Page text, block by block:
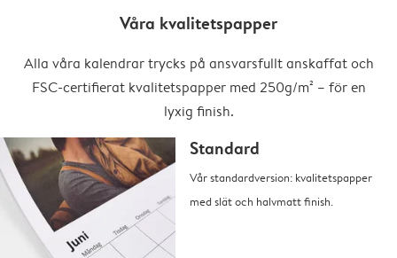
Våra kvalitetspapper
Alla våra kalendrar trycks på ansvarsfullt anskaffat och
FSC-certifierat kvalitetspapper med 250g/m² – för en
lyxig finish.
Standard
Vår standardversion: kvalitetspapper
med slät och halvmatt finish.